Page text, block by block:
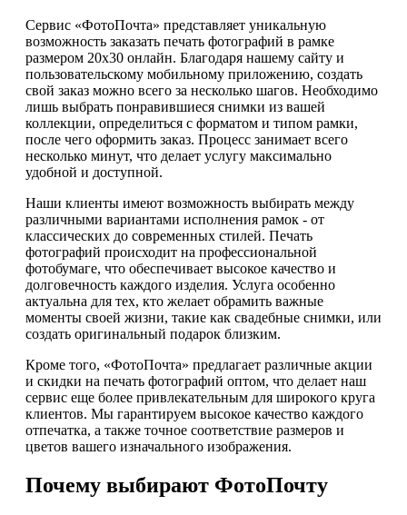
Сервис «ФотоПочта» представляет уникальную
возможность заказать печать фотографий в рамке
размером 20х30 онлайн. Благодаря нашему сайту и
пользовательскому мобильному приложению, создать
свой заказ можно всего за несколько шагов. Необходимо
лишь выбрать понравившиеся снимки из вашей
коллекции, определиться с форматом и типом рамки,
после чего оформить заказ. Процесс занимает всего
несколько минут, что делает услугу максимально
удобной и доступной.
Наши клиенты имеют возможность выбирать между
различными вариантами исполнения рамок - от
классических до современных стилей. Печать
фотографий происходит на профессиональной
фотобумаге, что обеспечивает высокое качество и
долговечность каждого изделия. Услуга особенно
актуальна для тех, кто желает обрамить важные
моменты своей жизни, такие как свадебные снимки, или
создать оригинальный подарок близким.
Кроме того, «ФотоПочта» предлагает различные акции
и скидки на печать фотографий оптом, что делает наш
сервис еще более привлекательным для широкого круга
клиентов. Мы гарантируем высокое качество каждого
отпечатка, а также точное соответствие размеров и
цветов вашего изначального изображения.
Почему выбирают ФотоПочту